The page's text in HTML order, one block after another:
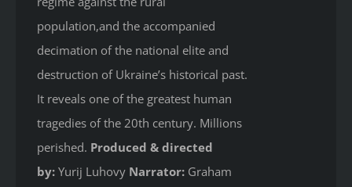
population,and the accompanied
decimation of the national elite and
destruction of Ukraine’s historical past.
It reveals one of the greatest human
tragedies of the 20th century. Millions
perished. Produced & directed
by: Yurij Luhovy Narrator: Graham